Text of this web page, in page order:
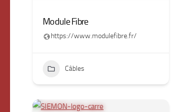
Module Fibre
https://www.modulefibre.fr/
Câbles